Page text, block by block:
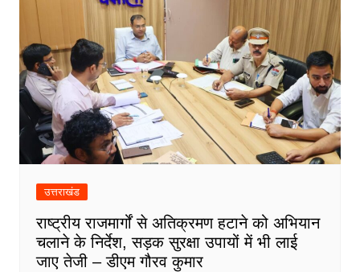
उत्तराखंड
राष्ट्रीय राजमार्गों से अतिक्रमण हटाने को अभियान
चलाने के निर्देश, सड़क सुरक्षा उपायों में भी लाई
जाए तेजी – डीएम गौरव कुमार